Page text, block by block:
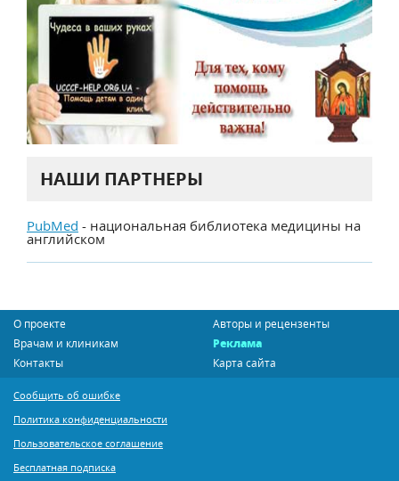
НАШИ ПАРТНЕРЫ
PubMed - национальная библиотека медицины на
английском
О проекте
Авторы и рецензенты
Врачам и клиникам
Реклама
Контакты
Карта сайта
Сообщить об ошибке
Политика конфиденциальности
Пользовательское соглашение
Бесплатная подписка